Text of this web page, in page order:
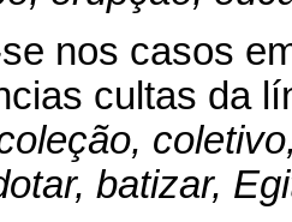
nos casos
cultas da
batizar,